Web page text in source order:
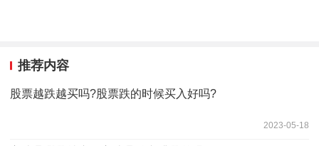
推荐内容
股票越跌越买吗?股票跌的时候买入好吗?
2023-05-18